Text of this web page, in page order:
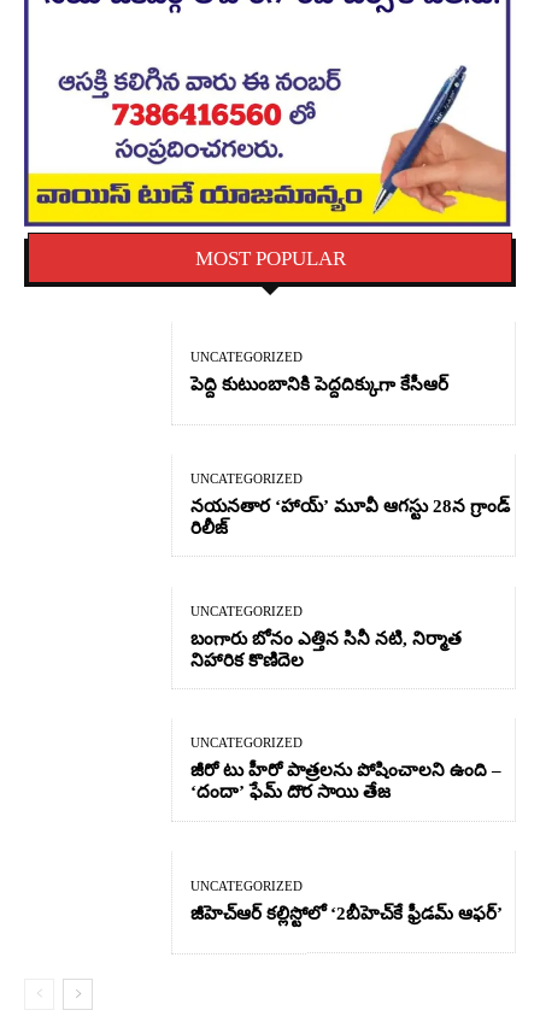
MOST POPULAR
UNCATEGORIZED
పెద్ది కుటుంబానికి పెద్దదిక్కుగా కేసీఆర్
UNCATEGORIZED
నయనతార ‘హాయ్’ మూవీ ఆగస్టు 28న గ్రాండ్
రిలీజ్
UNCATEGORIZED
బంగారు బోనం ఎత్తిన సినీ నటి, నిర్మాత
నిహారిక కొణిదెల
UNCATEGORIZED
జీరో టు హీరో పాత్రలను పోషించాలని ఉంది –
‘దందా’ ఫేమ్ దొర సాయి తేజ
UNCATEGORIZED
జీహెచ్ఆర్‌ కల్లిస్టోలో ‘2బీహెచ్‌కే ఫ్రీడమ్ ఆఫర్’